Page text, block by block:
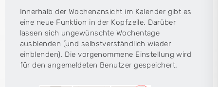
Innerhalb der Wochenansicht im Kalender gibt es
eine neue Funktion in der Kopfzeile. Darüber
lassen sich ungewünschte Wochentage
ausblenden (und selbstverständlich wieder
einblenden). Die vorgenommene Einstellung wird
für den angemeldeten Benutzer gespeichert.